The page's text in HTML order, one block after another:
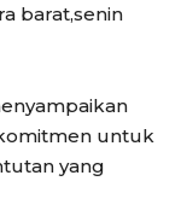
barat,senin
untuk
yang